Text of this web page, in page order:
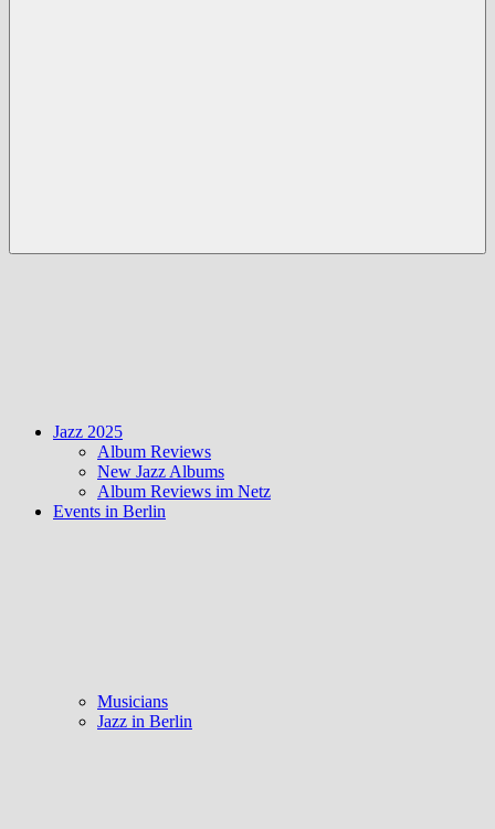
Jazz 2025
Album Reviews
New Jazz Albums
Album Reviews im Netz
Events in Berlin
Musicians
Jazz in Berlin